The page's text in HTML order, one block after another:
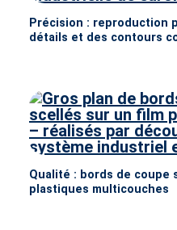
Précision : reproduction
détails et des contours
Qualité : bords de coupe
plastiques multicouches